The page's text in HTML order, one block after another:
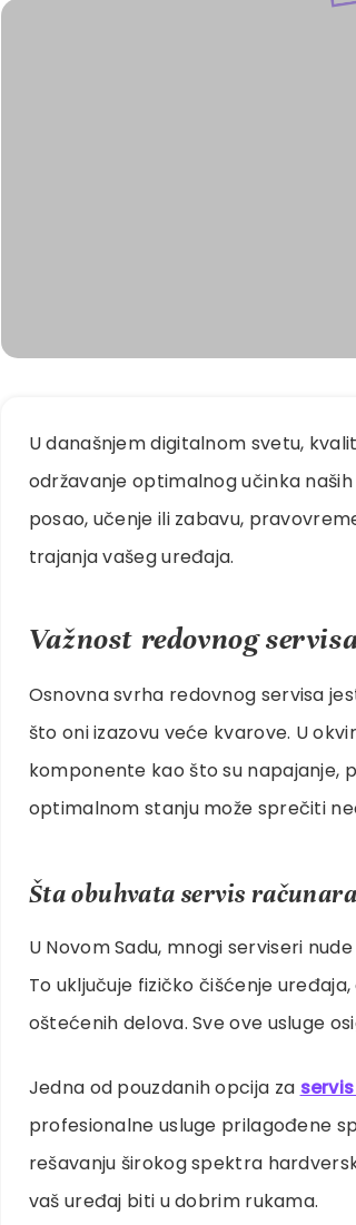
U današnjem digitalnom svetu,
održavanje optimalnog učinka
posao, učenje ili zabavu,
trajanja vašeg uređaja.
Važnost redovnog
Osnovna svrha redovnog servisa
što oni izazovu veće kvarove. U
komponente kao što su napajanje,
optimalnom stanju može sprečiti
Šta obuhvata servis
U Novom Sadu, mnogi serviseri
To uključuje fizičko čišćenje
oštećenih delova. Sve ove usluge
Jedna od pouzdanih opcija za
profesionalne usluge prilagođene
rešavanju širokog spektra
vaš uređaj biti u dobrim rukama.